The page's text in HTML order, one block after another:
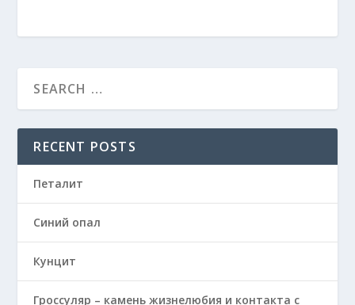
RECENT POSTS
Петалит
Синий опал
Кунцит
Гроссуляр – камень жизнелюбия и контакта с